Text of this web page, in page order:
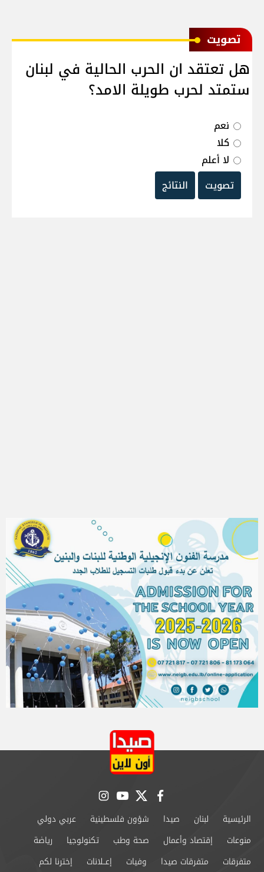
ﺗﺼﻮﻳﺖ
هل تعتقد ان الحرب الحالية في لبنان
ستمتد لحرب طويلة الامد؟
نعم
كلا
لا أعلم
تصويت
النتائج
facebook
twitter
youtube
instagram
الرئيسية لبنان صيدا شؤون فلسطينية
عربي دولي
منوعات
إقتصاد وأعمال صحة وطب تكنولوجيا
رياضة
متفرقات
متفرقات صيدا وفيات إعــلانات إخترنا لكم